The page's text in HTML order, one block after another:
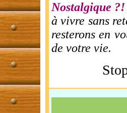
Nostalgique ?!
à vivre sans
resterons en
de votre vie.